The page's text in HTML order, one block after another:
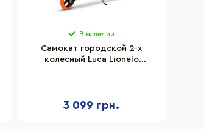
В наличии
Самокат городской 2-х
колесный Luca Lionelo
3 099 грн.